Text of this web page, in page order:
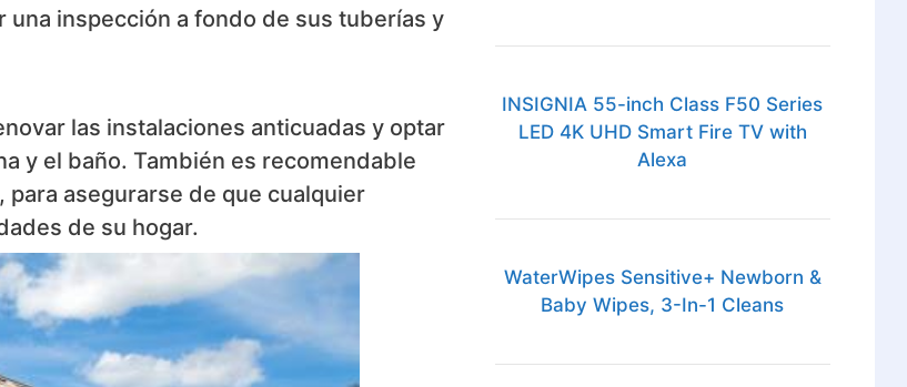
una inspección a fondo de sus tuberías y
las instalaciones anticuadas y optar
y el baño. También es recomendable
para asegurarse de que cualquier
de su hogar.
INSIGNIA 55-inch Class F50 Series
LED 4K UHD Smart Fire TV with
Alexa
WaterWipes Sensitive+ Newborn &
Baby Wipes, 3-In-1 Cleans